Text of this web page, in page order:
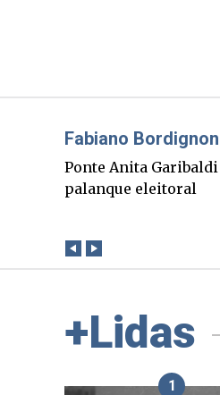
Fabiano Bordignon
Ponte Anita Garibaldi virou
palanque eleitoral
+Lidas
1